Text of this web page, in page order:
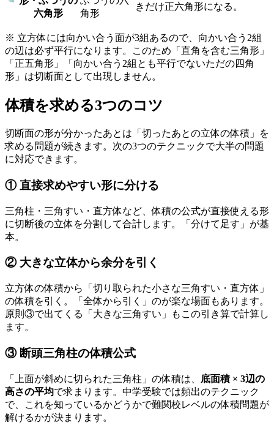
六角形
角形
きだけ正六角形になる。
※ 立方体には向かい合う面が3組あるので、向かい合う2組
の辺は必ず平行になります。このため「直角を含む三角形」
「正五角形」「向かい合う2組とも平行でないただの四角
形」は切断面として出現しません。
体積を求める3つのコツ
切断面の形が分かったあとは「切ったあとの立体の体積」を
求める問題が続きます。次の3つのテクニックで大半の問題
に対応できます。
① 直接求めやすい形に分ける
三角柱・三角すい・直方体など、体積の公式が直接使える形
に切断後の立体を分割して合計します。「分けて足す」が基
本。
② 大きな立体から余分を引く
立方体の体積から「切り取られた小さな三角すい・直方体」
の体積を引く。「全体から引く」のが楽な場面もあります。
原則③で出てくる「大きな三角すい」もこの引き算で計算し
ます。
③ 断頭三角柱の体積公式
「上面が斜めに切られた三角柱」の体積は、 底面積 × 3辺の
高さの平均で求まります。中学受験では頻出のテクニック
で、これを知っているかどうかで難関校レベルの体積問題が
解けるかが決まります。